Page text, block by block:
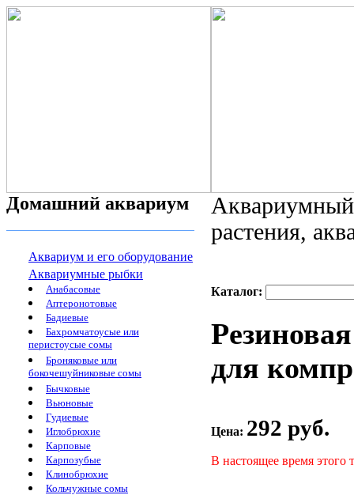
Домашний аквариум
Аквариум и его оборудование
Аквариумные рыбки
Анабасовые
Аптеронотовые
Бадиевые
Бахромчатоусые или
перистоусые сомы
Броняковые или
бокочешуйниковые сомы
Бычковые
Вьюновые
Гудиевые
Иглобрюхие
Карповые
Карпозубые
Клинобрюхие
Кольчужные сомы
растения,
Каталог:
для
Цена: 292 руб.
В настоящее время этого